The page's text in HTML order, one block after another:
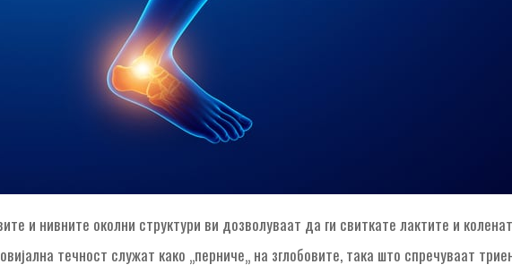
и нивните околни структури ви дозволуваат да ги свиткате лактите и
течност служат како „перниче„ на зглобовите, така што спречуваат